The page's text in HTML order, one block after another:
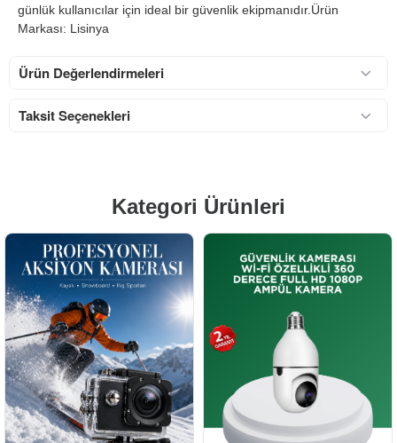
günlük kullanıcılar için ideal bir güvenlik ekipmanıdır.Ürün
Markası: Lisinya
Ürün Değerlendirmeleri
Taksit Seçenekleri
Kategori Ürünleri